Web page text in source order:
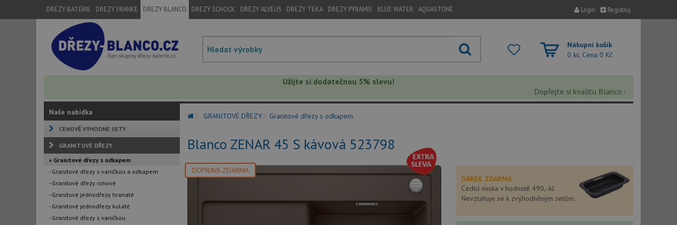
DŘEZY BATERIE DŘEZY FRANKE DŘEZY BLANCO DŘEZY SCHOCK DŘEZY ALVEUS DŘEZY TEKA DŘEZY PYRAMIS BLUE WATER AQUASTONE Login Registruj
Nákupní košík
0 ks, Cena 0 Kč
Užijte si dodatečnou 5% slevu!
Dopřejte si kvalitu Blanco s extra 5% slevou
Naše nabídka
CENOVĚ VÝHODNÉ SETY
GRANITOVÉ DŘEZY
» Granitové dřezy s odkapem
- Granitové dřezy s vaničkou a odkapem
- Granitové dřezy rohové
- Granitové jednodřezy hranaté
- Granitové jednodřezy kulaté
- Granitové dřezy s vaničkou
GRANITOVÉ DŘEZY Granitové dřezy s odkapem
Blanco ZENAR 45 S kávová 523798
DOPRAVA ZDARMA
DÁREK ZDARMA
Cedící miska v hodnotě 490,- kč
Nevztahuje se k zvýhodněným setům.